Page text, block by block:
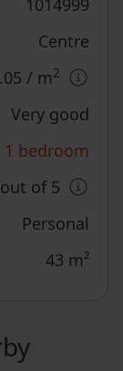
Centre
/ m2
Very good
1 bedroom
of 5
Personal
43 m²